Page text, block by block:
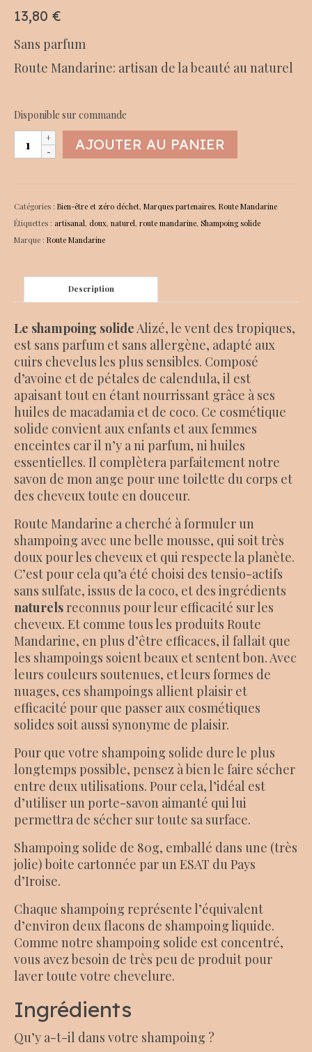
13,80 €
Sans parfum
Route Mandarine: artisan de la beauté au naturel
Disponible sur commande
quantité
de
Alize
AJOUTER AU PANIER
Catégories : Bien-être et zéro déchet, Marques partenaires, Route Mandarine
Étiquettes : artisanal, doux, naturel, route mandarine, Shampoing solide
Marque : Route Mandarine
Description
Le shampoing solide Alizé, le vent des tropiques,
est sans parfum et sans allergène, adapté aux
cuirs chevelus les plus sensibles. Composé
d’avoine et de pétales de calendula, il est
apaisant tout en étant nourrissant grâce à ses
huiles de macadamia et de coco. Ce cosmétique
solide convient aux enfants et aux femmes
enceintes car il n’y a ni parfum, ni huiles
essentielles. Il complètera parfaitement notre
savon de mon ange pour une toilette du corps et
des cheveux toute en douceur.
Route Mandarine a cherché à formuler un
shampoing avec une belle mousse, qui soit très
doux pour les cheveux et qui respecte la planète.
C’est pour cela qu’a été choisi des tensio-actifs
sans sulfate, issus de la coco, et des ingrédients
naturelsreconnus pour leur efficacité sur les
cheveux. Et comme tous les produits Route
Mandarine, en plus d’être efficaces, il fallait que
les shampoings soient beaux et sentent bon. Avec
leurs couleurs soutenues, et leurs formes de
nuages, ces shampoings allient plaisir et
efficacité pour que passer aux cosmétiques
solides soit aussi synonyme de plaisir.
Pour que votre shampoing solide dure le plus
longtemps possible, pensez à bien le faire sécher
entre deux utilisations. Pour cela, l’idéal est
d’utiliser un porte-savon aimanté qui lui
permettra de sécher sur toute sa surface.
Shampoing solide de 80g, emballé dans une (très
jolie) boite cartonnée par un ESAT du Pays
d’Iroise.
Chaque shampoing représente l’équivalent
d’environ deux flacons de shampoing liquide.
Comme notre shampoing solide est concentré,
vous avez besoin de très peu de produit pour
laver toute votre chevelure.
Ingrédients
Qu’y a-t-il dans votre shampoing ?